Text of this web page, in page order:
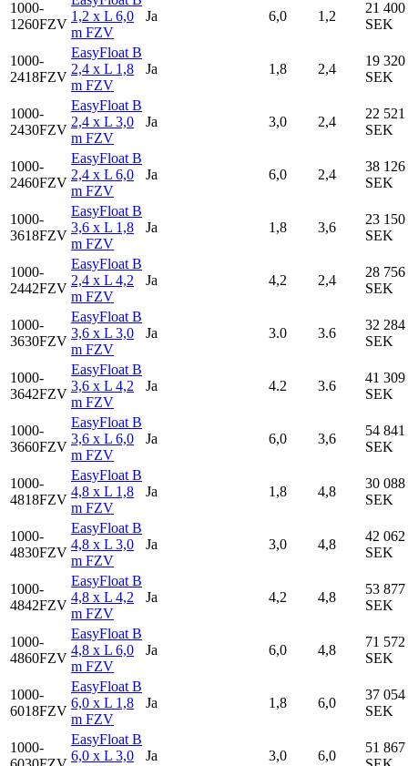
1000-
1260FZV
1,2 x L 6,0
m FZV
Ja 6,0 1,2
21 400
SEK
1000-
2418FZV
EasyFloat B
2,4 x L 1,8
m FZV
Ja 1,8 2,4
19 320
SEK
1000-
2430FZV
EasyFloat B
2,4 x L 3,0
m FZV
Ja 3,0 2,4
22 521
SEK
1000-
2460FZV
EasyFloat B
2,4 x L 6,0
m FZV
Ja 6,0 2,4
38 126
SEK
1000-
3618FZV
EasyFloat B
3,6 x L 1,8
m FZV
Ja 1,8 3,6
23 150
SEK
1000-
2442FZV
EasyFloat B
2,4 x L 4,2
m FZV
Ja 4,2 2,4
28 756
SEK
1000-
3630FZV
EasyFloat B
3,6 x L 3,0
m FZV
Ja 3.0 3.6
32 284
SEK
1000-
3642FZV
EasyFloat B
3,6 x L 4,2
m FZV
Ja 4.2 3.6
41 309
SEK
1000-
3660FZV
EasyFloat B
3,6 x L 6,0
m FZV
Ja 6,0 3,6
54 841
SEK
1000-
4818FZV
EasyFloat B
4,8 x L 1,8
m FZV
Ja 1,8 4,8
30 088
SEK
1000-
4830FZV
EasyFloat B
4,8 x L 3,0
m FZV
Ja 3,0 4,8
42 062
SEK
1000-
4842FZV
EasyFloat B
4,8 x L 4,2
m FZV
Ja 4,2 4,8
53 877
SEK
1000-
4860FZV
EasyFloat B
4,8 x L 6,0
m FZV
Ja 6,0 4,8
71 572
SEK
1000-
6018FZV
EasyFloat B
6,0 x L 1,8
m FZV
Ja 1,8 6,0
37 054
SEK
1000-
EasyFloat B
6,0 x L 3,0
Ja 3,0 6,0
51 867